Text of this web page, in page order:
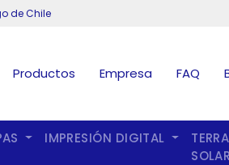
de Chile
Productos Empresa FAQ
IMPRESIÓN DIGITAL
SOLAR